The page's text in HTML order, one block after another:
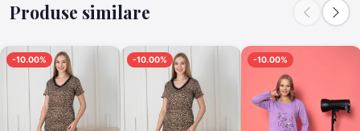
Produse similare
-10.00% -10.00% -10.00%